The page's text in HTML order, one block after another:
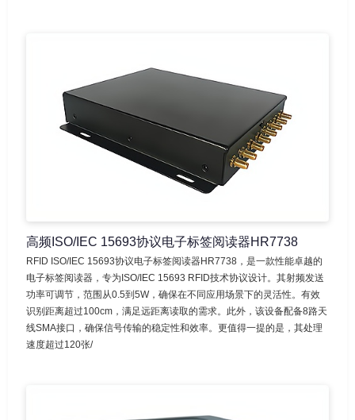
高频ISO/IEC 15693协议电子标签阅读器HR7738
RFID ISO/IEC 15693协议电子标签阅读器HR7738，是一款性能卓越的
电子标签阅读器，专为ISO/IEC 15693 RFID技术协议设计。其射频发送
功率可调节，范围从0.5到5W，确保在不同应用场景下的灵活性。有效
识别距离超过100cm，满足远距离读取的需求。此外，该设备配备8路天
线SMA接口，确保信号传输的稳定性和效率。更值得一提的是，其处理
速度超过120张/